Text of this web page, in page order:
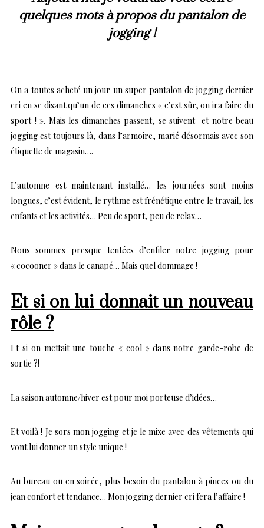
quelques mots à propos du pantalon de
jogging !
On a toutes acheté un jour un super pantalon de jogging dernier
cri en se disant qu’un de ces dimanches « c’est sûr, on ira faire du
sport ! ». Mais les dimanches passent, se suivent et notre beau
jogging est toujours là, dans l’armoire, marié désormais avec son
étiquette de magasin….
L’automne est maintenant installé… les journées sont moins
longues, c’est évident, le rythme est frénétique entre le travail, les
enfants et les activités… Peu de sport, peu de relax…
Nous sommes presque tentées d’enfiler notre jogging pour
« cocooner » dans le canapé… Mais quel dommage !
Et si on lui donnait un nouveau
rôle ?
Et si on mettait une touche « cool » dans notre garde-robe de
sortie ?!
La saison automne/hiver est pour moi porteuse d’idées…
Et voilà ! Je sors mon jogging et je le mixe avec des vêtements qui
vont lui donner un style unique !
Au bureau ou en soirée, plus besoin du pantalon à pinces ou du
jean confort et tendance… Mon jogging dernier cri fera l’affaire !